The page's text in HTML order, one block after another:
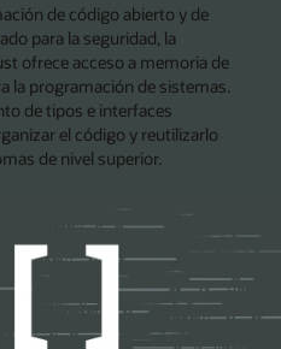
de código abierto y de
para la seguridad, la
ofrece acceso a memoria de
la programación de sistemas.
de tipos e interfaces
el código y reutilizarlo
de nivel superior.